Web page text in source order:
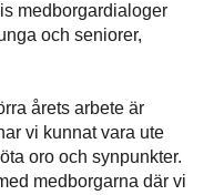
medborgardialoger
och seniorer,
årets arbete är
vi kunnat vara ute
oro och synpunkter.
medborgarna där vi